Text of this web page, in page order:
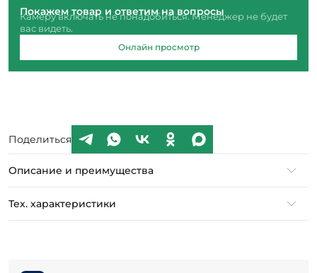
Покажем товар и ответим на вопросы
Камеру включать не понадобиться. Менеджер не будет
вас видеть.
Онлайн просмотр
Поделиться
Описание и преимущества
Тех. характеристики